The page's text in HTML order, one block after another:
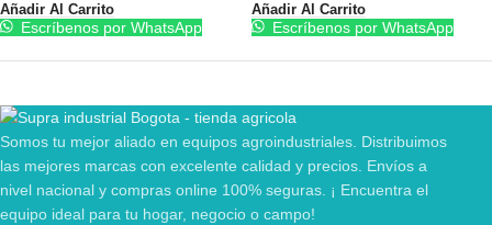
Añadir Al Carrito
Escríbenos por WhatsApp
Añadir Al Carrito
Escríbenos por WhatsApp
Somos tu mejor aliado en equipos agroindustriales. Distribuimos
las mejores marcas con excelente calidad y precios. Envíos a
nivel nacional y compras online 100% seguras. ¡ Encuentra el
equipo ideal para tu hogar, negocio o campo!